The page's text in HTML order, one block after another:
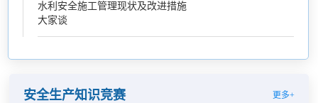
水利安全施工管理现状及改进措施
大家谈
安全生产知识竞赛 更多+